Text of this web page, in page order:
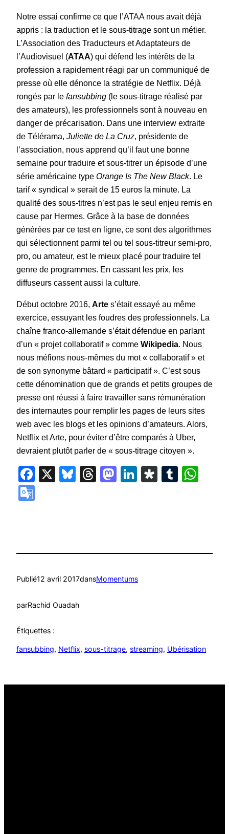
Notre essai confirme ce que l’ATAA nous avait déjà
appris : la traduction et le sous-titrage sont un métier.
L’Association des Traducteurs et Adaptateurs de
l’Audiovisuel (ATAA) qui défend les intérêts de la
profession a rapidement réagi par un communiqué de
presse où elle dénonce la stratégie de Netflix. Déjà
rongés par le fansubbing (le sous-titrage réalisé par
des amateurs), les professionnels sont à nouveau en
danger de précarisation. Dans une interview extraite
de Télérama, Juliette de La Cruz, présidente de
l’association, nous apprend qu’il faut une bonne
semaine pour traduire et sous-titrer un épisode d’une
série américaine type Orange Is The New Black. Le
tarif « syndical » serait de 15 euros la minute. La
qualité des sous-titres n’est pas le seul enjeu remis en
cause par Hermes. Grâce à la base de données
générées par ce test en ligne, ce sont des algorithmes
qui sélectionnent parmi tel ou tel sous-titreur semi-pro,
pro, ou amateur, est le mieux placé pour traduire tel
genre de programmes. En cassant les prix, les
diffuseurs cassent aussi la culture.
Début octobre 2016, Arte s’était essayé au même
exercice, essuyant les foudres des professionnels. La
chaîne franco-allemande s’était défendue en parlant
d’un « projet collaboratif » comme Wikipedia. Nous
nous méfions nous-mêmes du mot « collaboratif » et
de son synonyme bâtard « participatif ». C’est sous
cette dénomination que de grands et petits groupes de
presse ont réussi à faire travailler sans rémunération
des internautes pour remplir les pages de leurs sites
web avec les blogs et les opinions d’amateurs. Alors,
Netflix et Arte, pour éviter d’être comparés à Uber,
devraient plutôt parler de « sous-titrage citoyen ».
Facebook
X Bluesky
Threads
Mastodon
LinkedIn
Diaspora
Publié12 avril 2017dansMomentums
parRachid Ouadah
Étiquettes :
fansubbing, Netflix, sous-titrage, streaming, Ubérisation